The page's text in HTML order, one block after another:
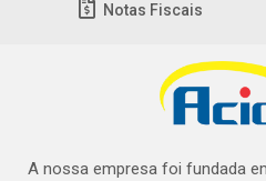
Notas Fiscais
A nossa empresa foi fundada